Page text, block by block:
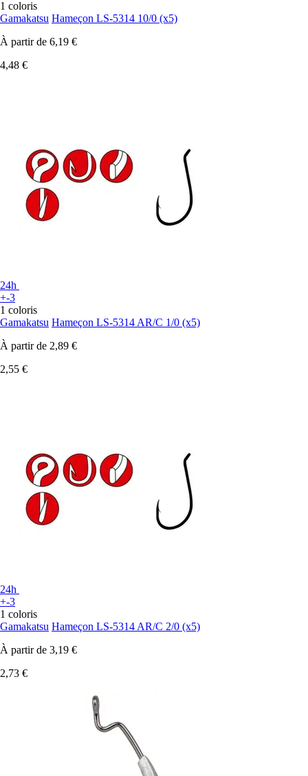
1 coloris
Gamakatsu Hameçon LS-5314 10/0 (x5)
À partir de 6,19 €
4,48 €
24h
+-3
1 coloris
Gamakatsu Hameçon LS-5314 AR/C 1/0 (x5)
À partir de 2,89 €
2,55 €
24h
+-3
1 coloris
Gamakatsu Hameçon LS-5314 AR/C 2/0 (x5)
À partir de 3,19 €
2,73 €